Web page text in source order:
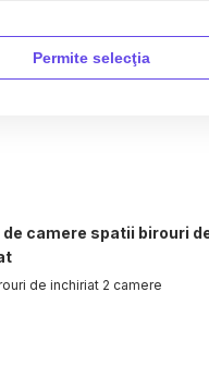
de camere spatii birouri
de inchiriat 2 camere
Permite selecţia